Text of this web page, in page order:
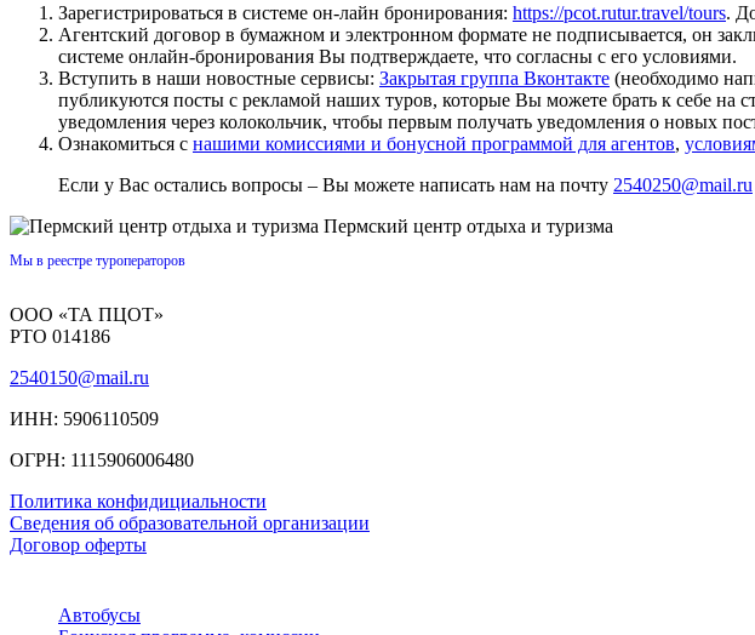
Зарегистрироваться в системе он-лайн бронирования: https://pcot.rutur.travel/tours.
Агентский договор в бумажном и электронном формате не подписывается, он
системе онлайн-бронирования Вы подтверждаете, что согласны с его условиями.
Вступить в наши новостные сервисы: Закрытая группа Вконтакте (необходимо
публикуются посты с рекламой наших туров, которые Вы можете брать к себе на
уведомления через колокольчик, чтобы первым получать уведомления о новых
Ознакомиться с нашими комиссиями и бонусной программой для агентов,
Если у Вас остались вопросы – Вы можете написать нам на почту 2540250@mail.ru
Пермский центр отдыха и туризма
Мы в реестре туроператоров
ООО «ТА ПЦОТ»
РТО 014186
2540150@mail.ru
ИНН: 5906110509
ОГРН: 1115906006480
Политика конфидициальности
Сведения об образовательной организации
Договор оферты
Автобусы